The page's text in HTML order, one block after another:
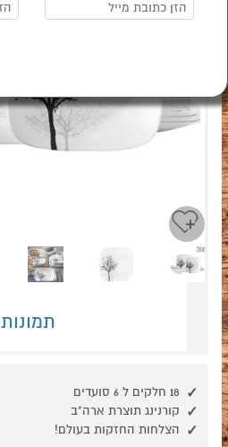
תמונות
18 חלקים ל 6 סועדים
קורנינג תוצרת ארה"ב
הצלחות החזקות בעולם!